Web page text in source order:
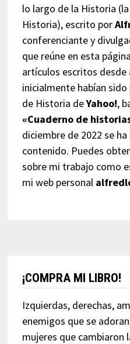
lo largo de la Historia
Historia), escrito por
conferenciante y
que reúne en esta
artículos escritos desde
inicialmente habían
de Historia deYahoo!,
«Cuaderno de
diciembre de 2022 se
contenido. Puedes
sobre mi trabajo como
mi web personal
¡COMPRA MI LIBRO!
Izquierdas, derechas,
enemigos que se
mujeres que cambiaron